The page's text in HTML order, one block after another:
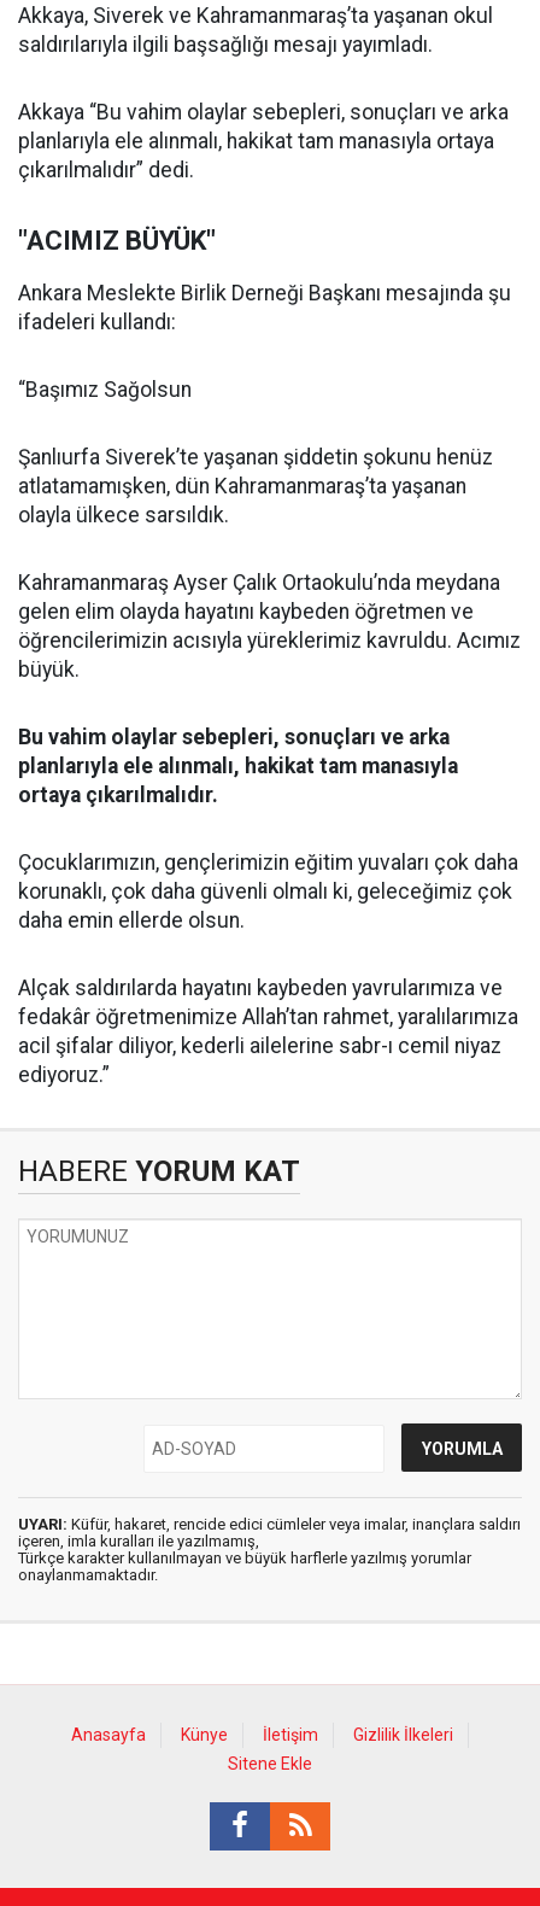
Akkaya, Siverek ve Kahramanmaraş’ta yaşanan okul
saldırılarıyla ilgili başsağlığı mesajı yayımladı.
Akkaya “Bu vahim olaylar sebepleri, sonuçları ve arka
planlarıyla ele alınmalı, hakikat tam manasıyla ortaya
çıkarılmalıdır” dedi.
"ACIMIZ BÜYÜK"
Ankara Meslekte Birlik Derneği Başkanı mesajında şu
ifadeleri kullandı:
“Başımız Sağolsun
Şanlıurfa Siverek’te yaşanan şiddetin şokunu henüz
atlatamamışken, dün Kahramanmaraş’ta yaşanan
olayla ülkece sarsıldık.
Kahramanmaraş Ayser Çalık Ortaokulu’nda meydana
gelen elim olayda hayatını kaybeden öğretmen ve
öğrencilerimizin acısıyla yüreklerimiz kavruldu. Acımız
büyük.
Bu vahim olaylar sebepleri, sonuçları ve arka
planlarıyla ele alınmalı, hakikat tam manasıyla
ortaya çıkarılmalıdır.
Çocuklarımızın, gençlerimizin eğitim yuvaları çok daha
korunaklı, çok daha güvenli olmalı ki, geleceğimiz çok
daha emin ellerde olsun.
Alçak saldırılarda hayatını kaybeden yavrularımıza ve
fedakâr öğretmenimize Allah’tan rahmet, yaralılarımıza
acil şifalar diliyor, kederli ailelerine sabr-ı cemil niyaz
ediyoruz.”
HABERE YORUM KAT
UYARI: Küfür, hakaret, rencide edici cümleler veya imalar, inançlara saldırı
içeren, imla kuralları ile yazılmamış,
Türkçe karakter kullanılmayan ve büyük harflerle yazılmış yorumlar
onaylanmamaktadır.
Anasayfa Künye İletişim
Gizlilik İlkeleri
Sitene Ekle